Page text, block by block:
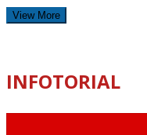
View More
INFOTORIAL